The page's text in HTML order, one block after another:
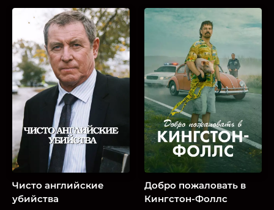
Чисто английские
убийства
Добро пожаловать в
Кингстон-Фоллс